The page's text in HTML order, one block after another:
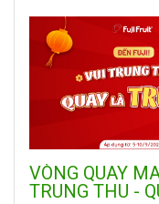
VÒNG QUAY
TRUNG THU -